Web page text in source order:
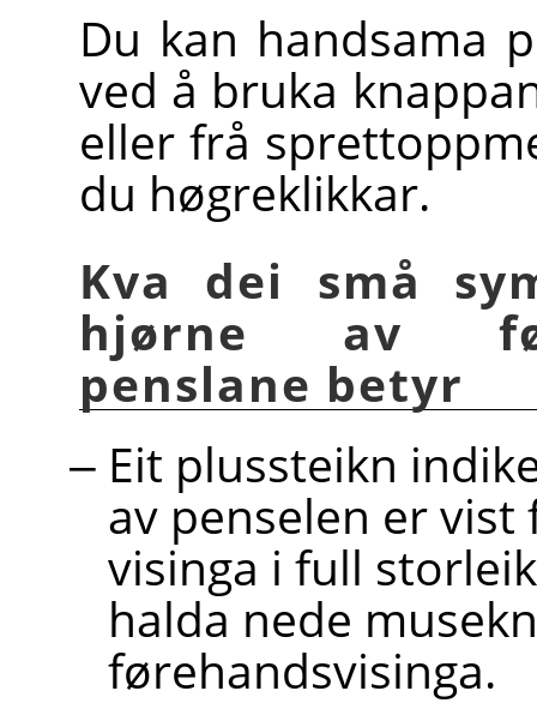
Du kan handsama
ved å bruka
eller frå
du høgreklikkar.
Kva dei små
hjørne av
penslane betyr
Eit plussteikn
av penselen er
visinga i full
halda nede
førehandsvisinga.